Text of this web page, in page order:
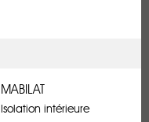
MABILAT
Isolation intérieure